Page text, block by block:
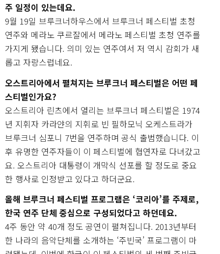
주 일정이 있는데요.
9월 19일 브루크너하우스에서 브루크너 페스티벌 초청
연주와 메라노 쿠르잘에서 메라노 페스티벌 초청 연주를
가지게 됐습니다. 의미 있는 연주여서 저 역시 감회가 새
롭고 자랑스럽네요.
오스트리아에서 펼쳐지는 브루크너 페스티벌은 어떤 페
스티벌인가요?
오스트리아 린츠에서 열리는 브루크너 페스티벌은 1974
년 지휘자 카라얀의 지휘로 빈 필하모닉 오케스트라가
브루크너 심포니 7번을 연주하며 공식 출범했습니다. 이
후 유명한 연주자들이 이 페스티벌에 협연자로 다녀갔고
요. 오스트리아 대통령이 개막식 선포를 할 정도로 중요
한 행사로 인정받고 있다고 하더군요.
올해 브루크너 페스티벌 프로그램은 ‘코리아’를 주제로,
한국 연주 단체 중심으로 구성되었다고 하던데요.
4주 동안 약 40개 정도 공연이 펼쳐집니다. 2013년부터
한 나라의 음악단체를 소개하는 ‘주빈국’ 프로그램이 마